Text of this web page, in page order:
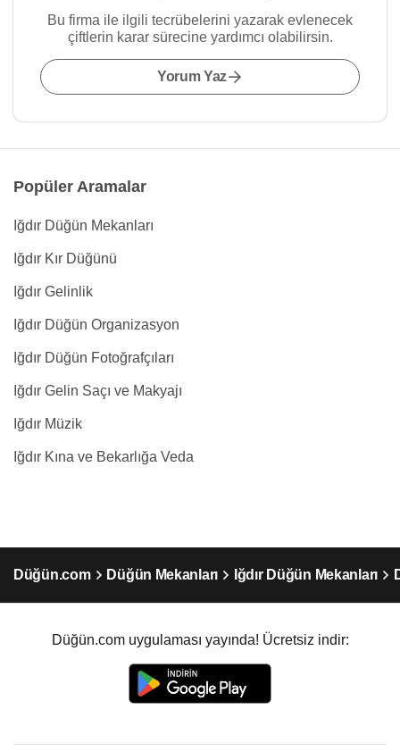
Bu firma ile ilgili tecrübelerini yazarak evlenecek
çiftlerin karar sürecine yardımcı olabilirsin.
Yorum Yaz
Popüler Aramalar
Iğdır Düğün Mekanları
Iğdır Kır Düğünü
Iğdır Gelinlik
Iğdır Düğün Organizasyon
Iğdır Düğün Fotoğrafçıları
Iğdır Gelin Saçı ve Makyajı
Iğdır Müzik
Iğdır Kına ve Bekarlığa Veda
Düğün.com Düğün Mekanları Iğdır Düğün Mekanları
Düğün.com uygulaması yayında! Ücretsiz indir: